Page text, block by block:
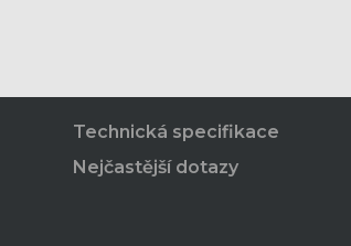
Technická specifikace
Nejčastější dotazy